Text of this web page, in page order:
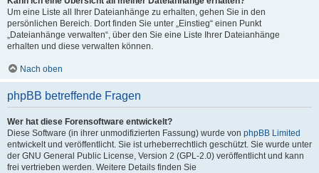
Um eine Liste all Ihrer Dateianhänge zu erhalten, gehen Sie in den
persönlichen Bereich. Dort finden Sie unter „Einstieg“ einen Punkt
„Dateianhänge verwalten“, über den Sie eine Liste Ihrer Dateianhänge
erhalten und diese verwalten können.
Nach oben
phpBB betreffende Fragen
Wer hat diese Forensoftware entwickelt?
Diese Software (in ihrer unmodifizierten Fassung) wurde von phpBB Limited
entwickelt und veröffentlicht. Sie ist urheberrechtlich geschützt. Sie wurde unter
der GNU General Public License, Version 2 (GPL-2.0) veröffentlicht und kann
frei vertrieben werden. Weitere Details finden Sie